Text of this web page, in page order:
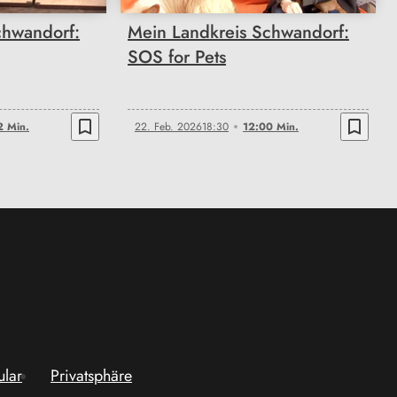
Min. bookmark_border
Mein Landkreis Schwandorf:
SOS for Pets
22. Feb. 202618:30 12:00 Min. bookmark_border
Privatsphäre